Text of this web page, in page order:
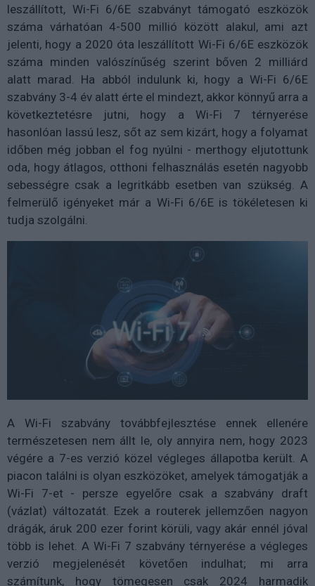
leszállított, Wi-Fi 6/6E szabványt támogató eszközök
száma várhatóan 4-500 millió között alakul, ami azt
jelenti, hogy a 2020 óta leszállított Wi-Fi 6/6E eszközök
száma minden valószínűség szerint bőven 2 milliárd
alatt marad. Ha abból indulunk ki, hogy a Wi-Fi 6/6E
szabvány 3-4 év alatt érte el mindezt, akkor könnyű arra a
következtetésre jutni, hogy a Wi-Fi 7 térnyerése
hasonlóan lassú lesz, sőt az sem kizárt, hogy a folyamat
időben még jobban el fog nyúlni - merthogy eljutottunk
oda, hogy átlagos, otthoni felhasználás esetén nagyobb
sebességre csak a legritkább esetben van szükség. A
felmerülő igényeket már a Wi-Fi 6/6E is tökéletesen ki
tudja szolgálni.
A Wi-Fi szabvány továbbfejlesztése ennek ellenére
természetesen nem állt le, oly annyira nem, hogy 2023
végére a 7-es verzió közel végleges állapotba került. A
piacon találni is olyan eszközöket, amelyek támogatják a
Wi-Fi 7-et - persze egyelőre csak a szabvány draft
(vázlat) változatát. Ezek a routerek jellemzően nagyon
drágák, áruk 200 ezer forint körüli, vagy akár ennél jóval
több is lehet. A Wi-Fi 7 szabvány térnyerése a végleges
verzió megjelenését követően indulhat; mi arra
számítunk, hogy tömegesen csak 2024 harmadik